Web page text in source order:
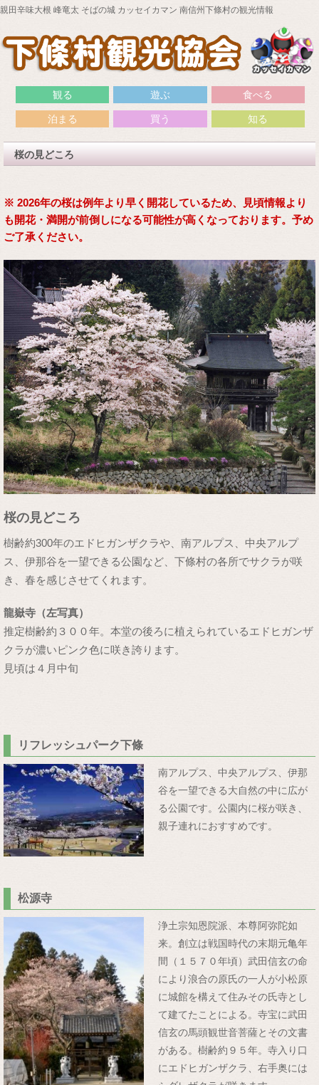
親田辛味大根 峰竜太 そばの城 カッセイカマン 南信州下條村の観光情報
観る 遊ぶ 食べる
泊まる 買う 知る
桜の見どころ
※ 2026年の桜は例年より早く開花しているため、見頃情報より
も開花・満開が前倒しになる可能性が高くなっております。予め
ご了承ください。
桜の見どころ
樹齢約300年のエドヒガンザクラや、南アルプス、中央アルプ
ス、伊那谷を一望できる公園など、下條村の各所でサクラが咲
き、春を感じさせてくれます。
龍嶽寺（左写真）
推定樹齢約３００年。本堂の後ろに植えられているエドヒガンザ
クラが濃いピンク色に咲き誇ります。
見頃は４月中旬
リフレッシュパーク下條
南アルプス、中央アルプス、伊那
谷を一望できる大自然の中に広が
る公園です。公園内に桜が咲き、
親子連れにおすすめです。
松源寺
浄土宗知恩院派、本尊阿弥陀如
来。創立は戦国時代の末期元亀年
間（１５７０年頃）武田信玄の命
により浪合の原氏の一人が小松原
に城館を構えて住みその氏寺とし
て建てたことによる。寺宝に武田
信玄の馬頭観世音菩薩とその文書
がある。樹齢約９５年。寺入り口
にエドヒガンザクラ、右手奥には